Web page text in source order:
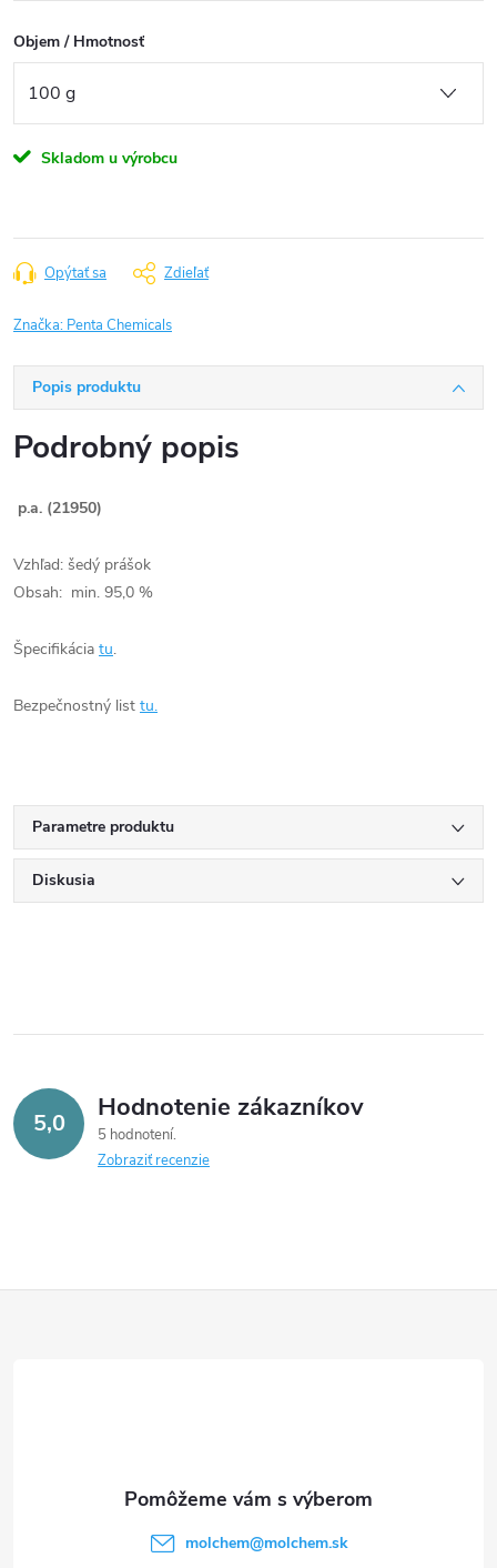
Objem / Hmotnosť
Skladom u výrobcu
Opýtať sa Zdieľať
Značka: Penta Chemicals
Popis produktu
Podrobný popis
p.a. (21950)
Vzhľad: šedý prášok
Obsah: min. 95,0 %
Špecifikácia tu.
Bezpečnostný list tu.
Parametre produktu
Diskusia
5,0 Hodnotenie zákazníkov
5 hodnotení
Zobraziť recenzie
molchem@molchem.sk